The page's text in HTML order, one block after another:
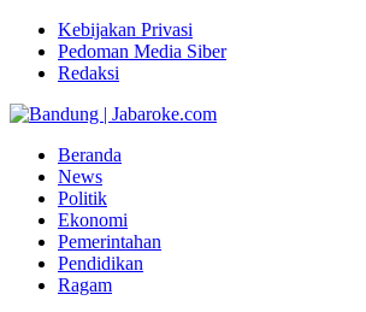
Kebijakan Privasi
Pedoman Media Siber
Redaksi
Beranda
News
Politik
Ekonomi
Pemerintahan
Pendidikan
Ragam